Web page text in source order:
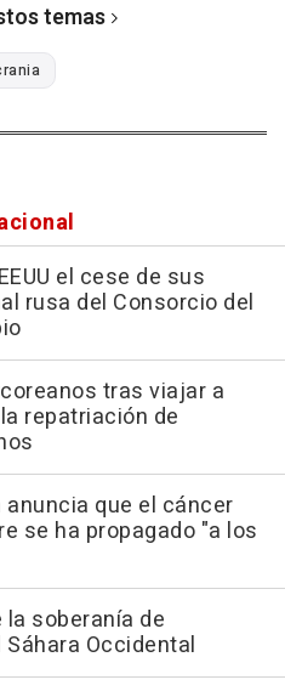
temas
el cese de sus
rusa del Consorcio del
tras viajar a
repatriación de
anuncia que el cáncer
se ha propagado "a los
soberanía de
Occidental